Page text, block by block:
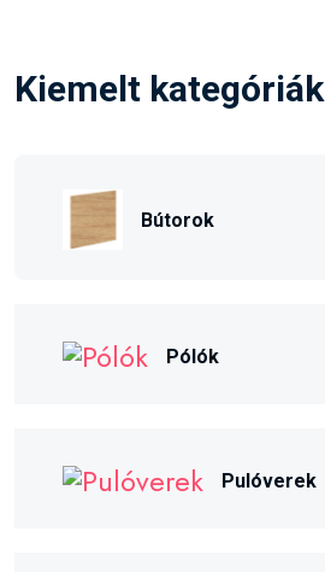
Kiemelt kategóriák
Bútorok
Pólók
Pulóverek